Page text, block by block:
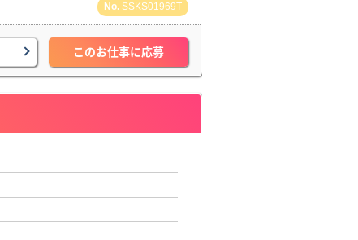
SSKS01969T
このお仕事に応募